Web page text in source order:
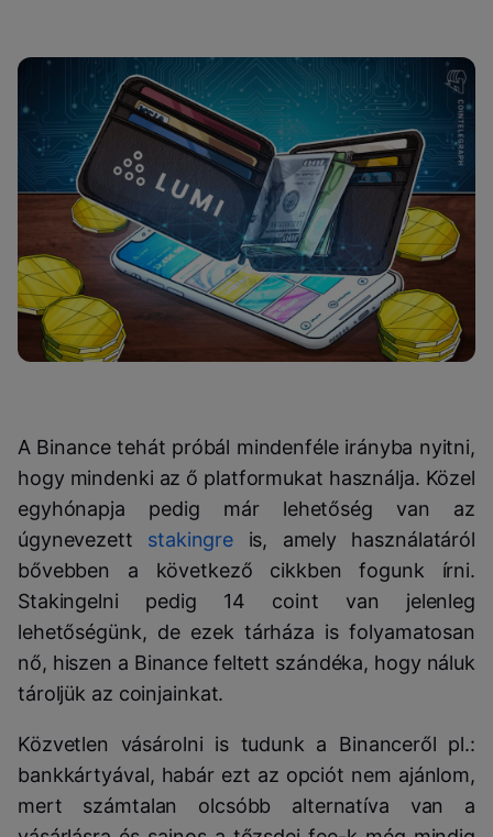
A Binance tehát próbál mindenféle irányba nyitni,
hogy mindenki az ő platformukat használja. Közel
egyhónapja pedig már lehetőség van az
úgynevezett stakingre is, amely használatáról
bővebben a következő cikkben fogunk írni.
Stakingelni pedig 14 coint van jelenleg
lehetőségünk, de ezek tárháza is folyamatosan
nő, hiszen a Binance feltett szándéka, hogy náluk
tároljük az coinjainkat.
Közvetlen vásárolni is tudunk a Binanceről pl.:
bankkártyával, habár ezt az opciót nem ajánlom,
mert számtalan olcsóbb alternatíva van a